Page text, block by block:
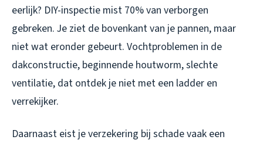
eerlijk? DIY-inspectie mist 70% van verborgen
gebreken. Je ziet de bovenkant van je pannen, maar
niet wat eronder gebeurt. Vochtproblemen in de
dakconstructie, beginnende houtworm, slechte
ventilatie, dat ontdek je niet met een ladder en
verrekijker.
Daarnaast eist je verzekering bij schade vaak een